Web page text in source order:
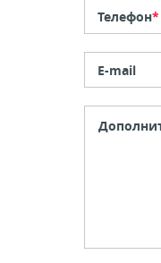
Телефон*
E-mail